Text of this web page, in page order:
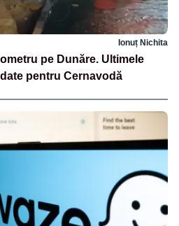
Ionuț Nichita
pe Dunăre. Ultimele
pentru Cernavodă